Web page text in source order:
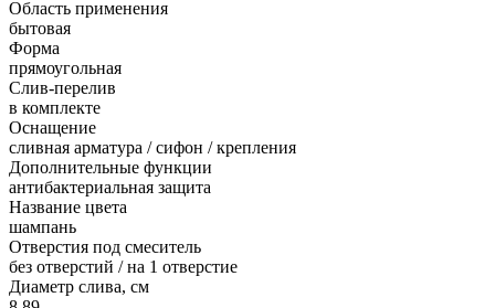
Область применения
бытовая
Форма
прямоугольная
Слив-перелив
в комплекте
Оснащение
сливная арматура / сифон / крепления
Дополнительные функции
антибактериальная защита
Название цвета
шампань
Отверстия под смеситель
без отверстий / на 1 отверстие
Диаметр слива, см